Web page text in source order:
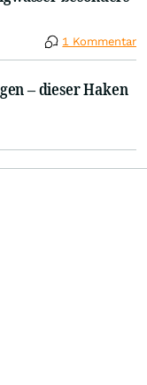
1 Kommentar
– dieser Haken